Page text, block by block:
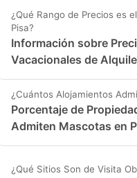
¿Qué Rango de Precios es
Pisa?
Información sobre
Vacacionales de
¿Cuántos Alojamientos
Porcentaje de
Admiten Mascotas en
¿Qué Sitios Son de Visita